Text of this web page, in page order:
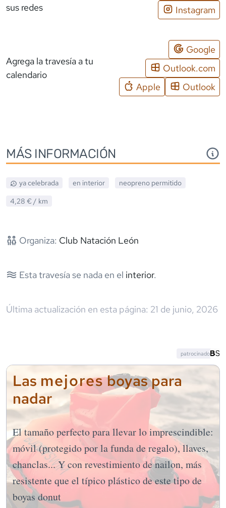
sus redes
Instagram
Agrega la travesía a tu
calendario
Google
Outlook.com
Apple
Outlook
MÁS INFORMACIÓN
ya celebrada en interior neopreno permitido
4,28 € / km
Organiza: Club Natación León
Esta travesía se nada en el interior.
Última actualización en esta página: 21 de junio, 2026
Las mejoresboyas para
nadar
El tamaño perfecto para llevar lo imprescindible:
móvil (protegido por la funda de regalo), llaves,
chanclas... Y con revestimiento de nailon, más
resistente que el típico plástico de este tipo de
boyas donut
patrocinado